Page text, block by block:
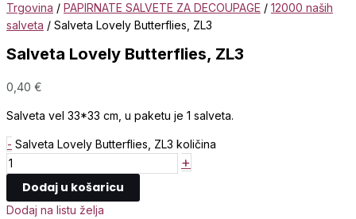
Trgovina / PAPIRNATE SALVETE ZA DECOUPAGE / 12000 naših
salveta / Salveta Lovely Butterflies, ZL3
Salveta Lovely Butterflies, ZL3
0,40 €
Salveta vel 33*33 cm, u paketu je 1 salveta.
- Salveta Lovely Butterflies, ZL3 količina
+
Dodaj u košaricu
Dodaj na listu želja